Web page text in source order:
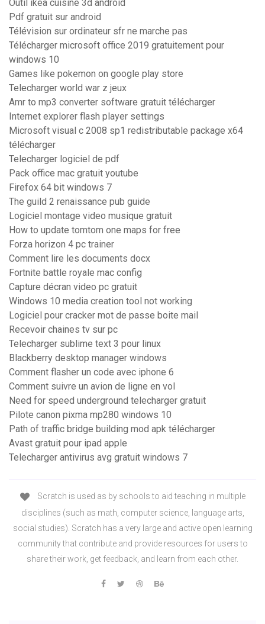
Outil ikea cuisine 3d android
Pdf gratuit sur android
Télévision sur ordinateur sfr ne marche pas
Télécharger microsoft office 2019 gratuitement pour
windows 10
Games like pokemon on google play store
Telecharger world war z jeux
Amr to mp3 converter software gratuit télécharger
Internet explorer flash player settings
Microsoft visual c 2008 sp1 redistributable package x64
télécharger
Telecharger logiciel de pdf
Pack office mac gratuit youtube
Firefox 64 bit windows 7
The guild 2 renaissance pub guide
Logiciel montage video musique gratuit
How to update tomtom one maps for free
Forza horizon 4 pc trainer
Comment lire les documents docx
Fortnite battle royale mac config
Capture décran video pc gratuit
Windows 10 media creation tool not working
Logiciel pour cracker mot de passe boite mail
Recevoir chaines tv sur pc
Telecharger sublime text 3 pour linux
Blackberry desktop manager windows
Comment flasher un code avec iphone 6
Comment suivre un avion de ligne en vol
Need for speed underground telecharger gratuit
Pilote canon pixma mp280 windows 10
Path of traffic bridge building mod apk télécharger
Avast gratuit pour ipad apple
Telecharger antivirus avg gratuit windows 7
Scratch is used as by schools to aid teaching in multiple
disciplines (such as math, computer science, language arts,
social studies). Scratch has a very large and active open learning
community that contribute and provide resources for users to
share their work, get feedback, and learn from each other.